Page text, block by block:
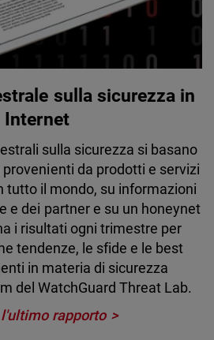
sulla sicurezza in
Internet
sulla sicurezza si basano
da prodotti e servizi
tutto il mondo, su informazioni
e dei partner e su un honeynet
i risultati ogni trimestre per
tendenze, le sfide e le best
in materia di sicurezza
del WatchGuard Threat Lab.
rapporto